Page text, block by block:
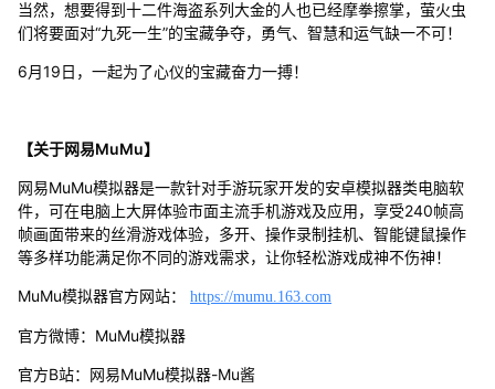
当然，想要得到十二件海盗系列大金的人也已经摩拳擦掌，萤火虫
们将要面对“九死一生”的宝藏争夺，勇气、智慧和运气缺一不可！
6月19日，一起为了心仪的宝藏奋力一搏！
【关于网易MuMu】
网易MuMu模拟器是一款针对手游玩家开发的安卓模拟器类电脑软
件，可在电脑上大屏体验市面主流手机游戏及应用，享受240帧高
帧画面带来的丝滑游戏体验，多开、操作录制挂机、智能键鼠操作
等多样功能满足你不同的游戏需求，让你轻松游戏成神不伤神！
MuMu模拟器官方网站： https://mumu.163.com
官方微博：MuMu模拟器
官方B站：网易MuMu模拟器-Mu酱